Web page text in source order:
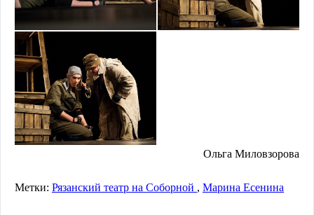
Ольга Миловзорова
Метки: Рязанский театр на Соборной , Марина Есенина